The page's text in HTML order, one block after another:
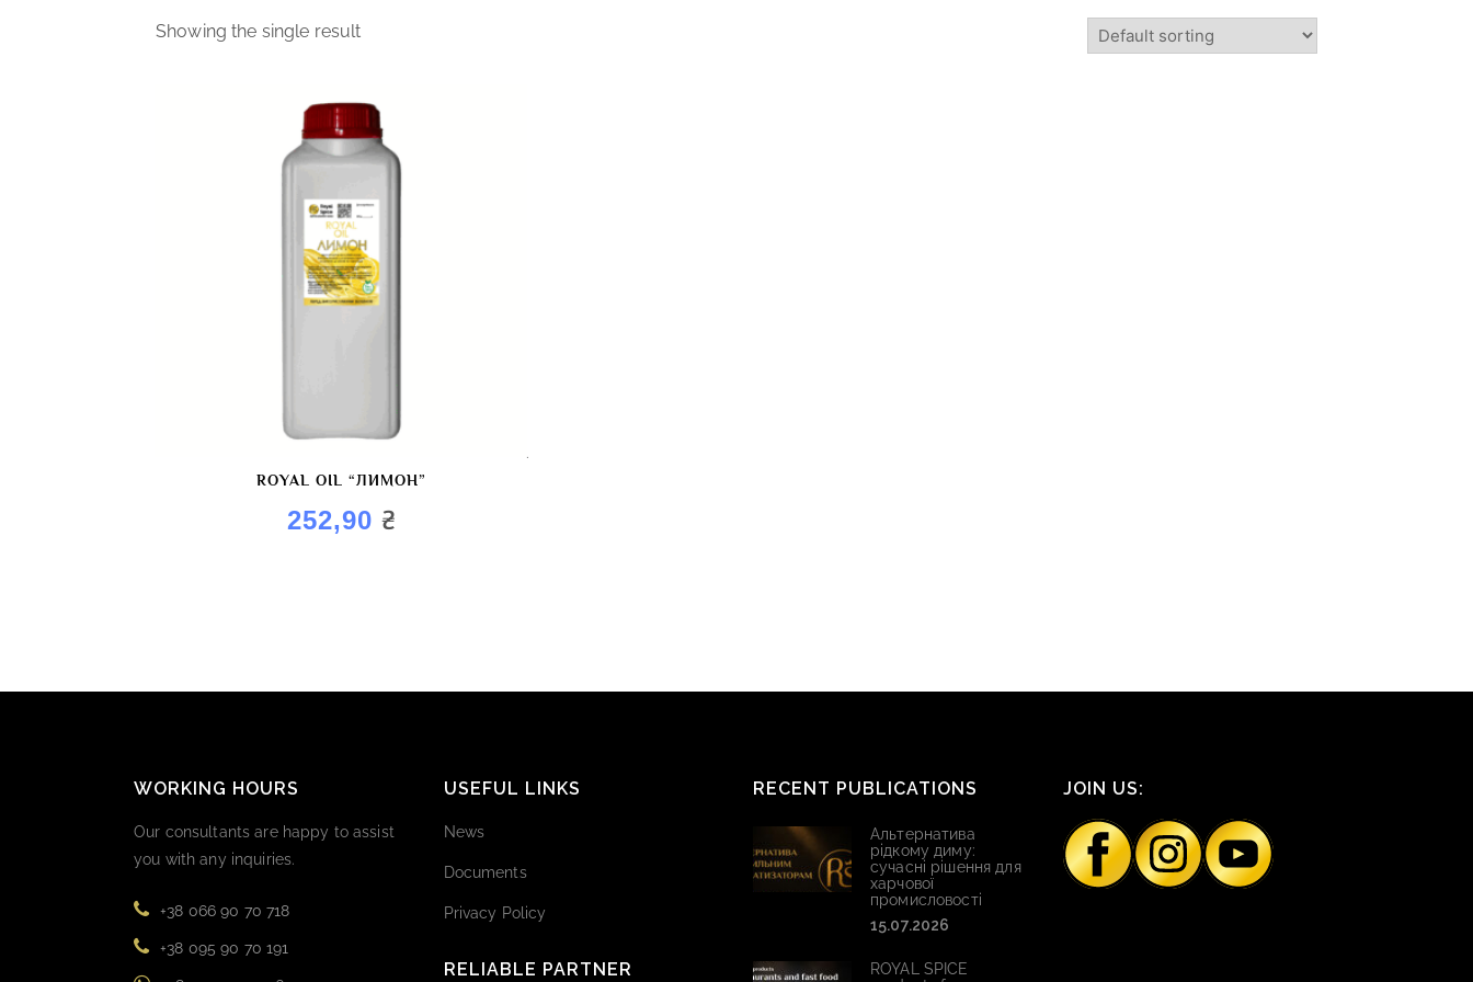
Showing the single result
ROYAL OIL “ЛИМОН”
252,90 ₴
WORKING HOURS
Our consultants are happy to assist
you with any inquiries.
+38 066 90 70 718
+38 095 90 70 191
USEFUL LINKS
News
Documents
Privacy Policy
RELIABLE PARTNER
RECENT PUBLICATIONS
Альтернатива
рідкому диму:
сучасні рішення для
харчової
промисловості
15.07.2026
ROYAL SPICE
JOIN US: